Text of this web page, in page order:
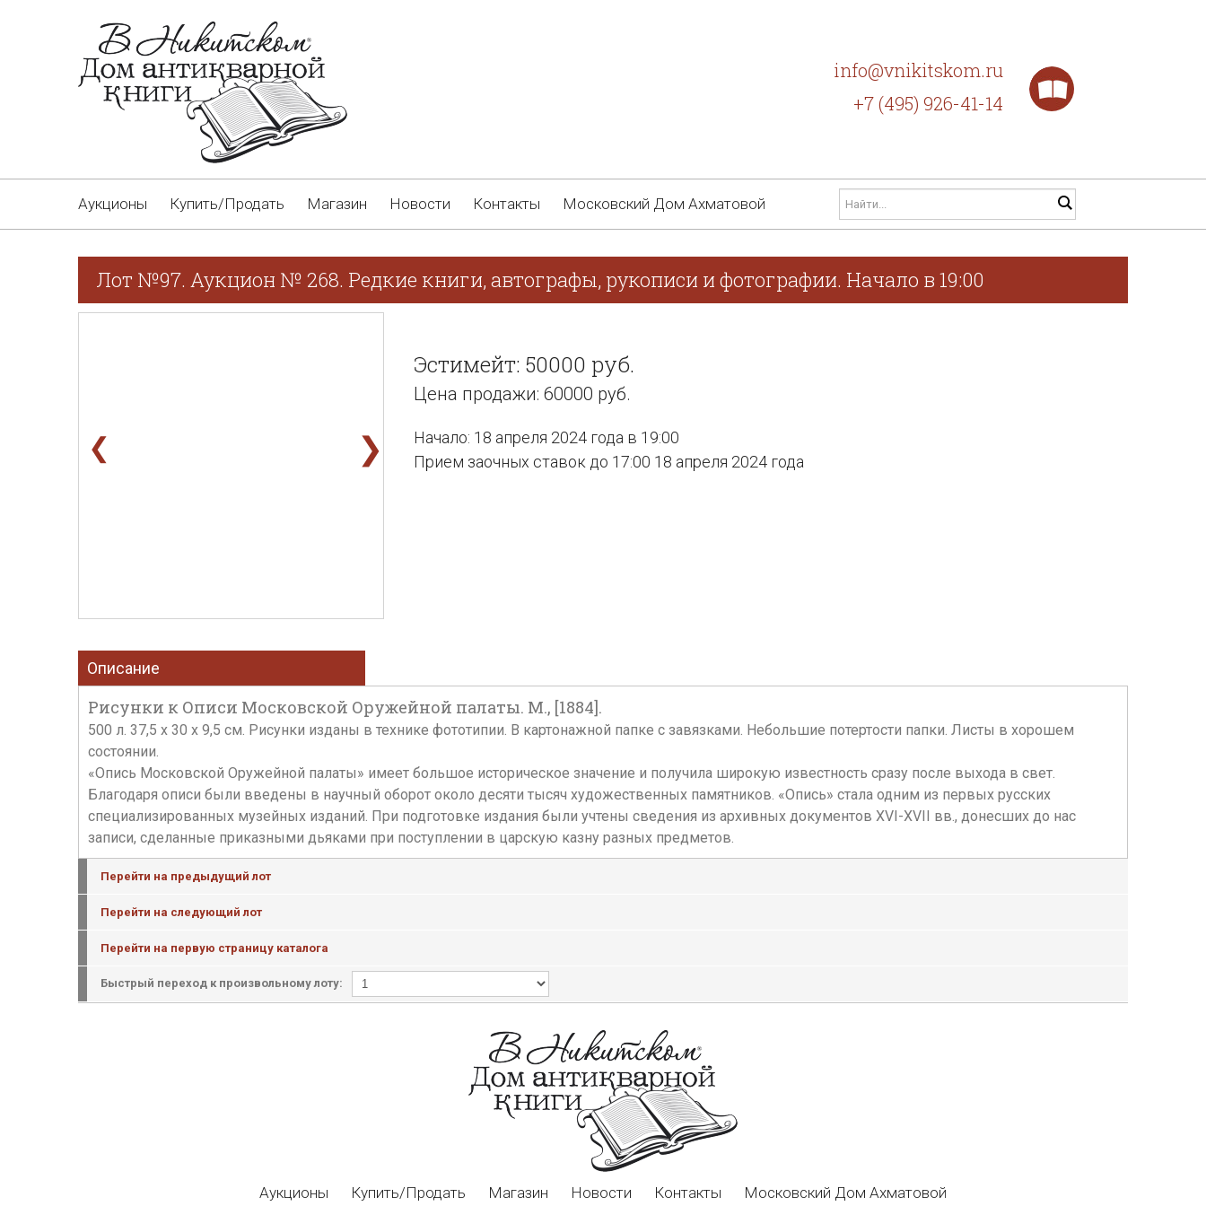
info@vnikitskom.ru
+7 (495) 926-41-14
Аукционы Купить/Продать Магазин Новости Контакты Московский Дом Ахматовой
Лот №97. Аукцион № 268. Редкие книги, автографы, рукописи и фотографии. Начало в 19:00
❮ ❯
Эстимейт: 50000 руб.
Цена продажи: 60000 руб.
Начало: 18 апреля 2024 года в 19:00
Прием заочных ставок до 17:00 18 апреля 2024 года
Описание
Рисунки к Описи Московской Оружейной палаты. М., [1884].
500 л. 37,5 х 30 х 9,5 см. Рисунки изданы в технике фототипии. В картонажной папке с завязками. Небольшие потертости папки. Листы в хорошем
состоянии.
«Опись Московской Оружейной палаты» имеет большое историческое значение и получила широкую известность сразу после выхода в свет.
Благодаря описи были введены в научный оборот около десяти тысяч художественных памятников. «Опись» стала одним из первых русских
специализированных музейных изданий. При подготовке издания были учтены сведения из архивных документов XVI-XVII вв., донесших до нас
записи, сделанные приказными дьяками при поступлении в царскую казну разных предметов.
Перейти на предыдущий лот
Перейти на следующий лот
Перейти на первую страницу каталога
Быстрый переход к произвольному лоту:
Аукционы Купить/Продать Магазин Новости Контакты Московский Дом Ахматовой